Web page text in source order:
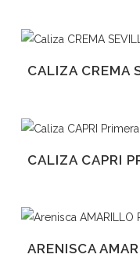
CALIZA CREMA
CALIZA CAPRI
ARENISCA